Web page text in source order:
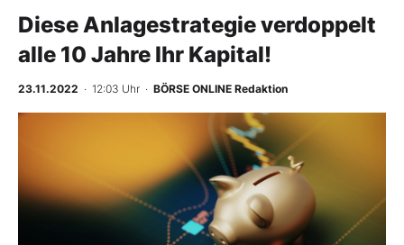
Finanz-Check
Experten
Diese Anlagestrategie verdoppelt
alle 10 Jahre Ihr Kapital!
23.11.2022 · 12:03 Uhr · BÖRSE ONLINE Redaktion